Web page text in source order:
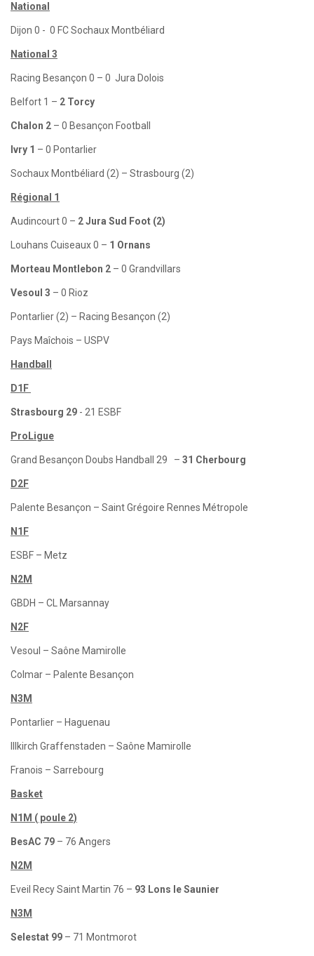
National
Dijon 0 - 0 FC Sochaux Montbéliard
National 3
Racing Besançon 0 – 0 Jura Dolois
Belfort 1 – 2 Torcy
Chalon 2 – 0 Besançon Football
Ivry 1 – 0 Pontarlier
Sochaux Montbéliard (2) – Strasbourg (2)
Régional 1
Audincourt 0 – 2 Jura Sud Foot (2)
Louhans Cuiseaux 0 – 1 Ornans
Morteau Montlebon 2 – 0 Grandvillars
Vesoul 3 – 0 Rioz
Pontarlier (2) – Racing Besançon (2)
Pays Maîchois – USPV
Handball
D1F
Strasbourg 29 - 21 ESBF
ProLigue
Grand Besançon Doubs Handball 29 – 31 Cherbourg
D2F
Palente Besançon – Saint Grégoire Rennes Métropole
N1F
ESBF – Metz
N2M
GBDH – CL Marsannay
N2F
Vesoul – Saône Mamirolle
Colmar – Palente Besançon
N3M
Pontarlier – Haguenau
Illkirch Graffenstaden – Saône Mamirolle
Franois – Sarrebourg
Basket
N1M ( poule 2)
BesAC 79 – 76 Angers
N2M
Eveil Recy Saint Martin 76 – 93 Lons le Saunier
N3M
Selestat 99 – 71 Montmorot